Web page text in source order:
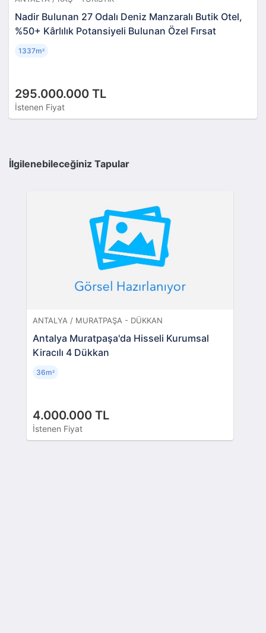
Nadir Bulunan 27 Odalı Deniz Manzaralı Butik Otel,
%50+ Kârlılık Potansiyeli Bulunan Özel Fırsat
295.000.000 TL
İstenen Fiyat
1337m²
İlgilenebileceğiniz Tapular
ANTALYA / MURATPAŞA - DÜKKAN
Antalya Muratpaşa'da Hisseli Kurumsal
Kiracılı 4 Dükkan
4.000.000 TL
İstenen Fiyat
36m²